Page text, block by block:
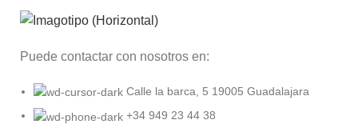
Puede contactar con nosotros en:
Calle la barca, 5 19005 Guadalajara
+34 949 23 44 38